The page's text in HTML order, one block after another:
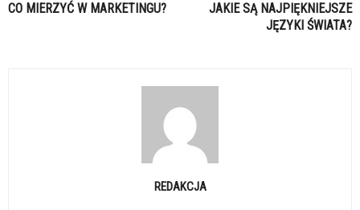
CO MIERZYĆ W MARKETINGU?
JAKIE SĄ NAJPIĘKNIEJSZE
JĘZYKI ŚWIATA?
REDAKCJA